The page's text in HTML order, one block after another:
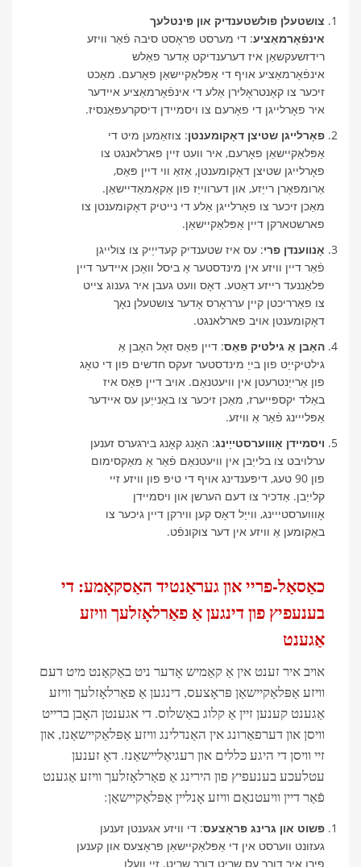
צושטעלן פולשטענדיק און פּינטלעך
אינפֿאָרמאַציע: די מערסט פּראָסט סיבה פֿאַר וויזע
רידזשעקשאַן איז דערענדיקט אָדער פאַלש
אינפֿאָרמאַציע אויף די אַפּלאַקיישאַן פאָרעם. מאַכט
זיכער צו קאָנטראָלירן אַלע די אינפֿאָרמאַציע איידער
איר פאָרלייגן די פאָרעם צו ויסמיידן דיסקרעפּאַנסיז.
פאָרלייגן שטיצן דאָקומענטן: צוזאַמען מיט די
אַפּלאַקיישאַן פאָרעם, איר וועט זיין פארלאנגט צו
פאָרלייגן שטיצן דאָקומענטן, אַזאַ ווי דיין פּאַס,
אַרומפאָרן רייַזע, און דערווייַז פון אַקאַמאַדיישאַן.
מאַכן זיכער צו פאָרלייגן אַלע די נייטיק דאָקומענטן צו
פארשטארקן דיין אַפּלאַקיישאַן.
אָנווענדן פרי: עס איז שטענדיק קעדייַיק צו צולייגן
פֿאַר דיין וויזע אין מינדסטער אַ ביסל וואָכן איידער דיין
פּלאַננעד רייזע דאַטע. דאָס וועט געבן איר גענוג צייט
צו פאַרריכטן קיין ערראָרס אָדער צושטעלן נאָך
דאָקומענטן אויב פארלאנגט.
האָבן אַ גילטיק פּאַס: דיין פּאַס זאָל האָבן אַ
גילטיקייַט פון בייַ מינדסטער זעקס חדשים פון די טאָג
פון אַרייַנטרעטן אין וויעטנאַם. אויב דיין פּאַס איז
באַלד יקספּייערז, מאַכן זיכער צו באַנייַען עס איידער
אַפּלייינג פֿאַר אַ וויזע.
ויסמיידן אָוווערסטייַינג: האָנג קאָנג בירגערס זענען
ערלויבט צו בלייַבן אין וויעטנאַם פֿאַר אַ מאַקסימום
פון 90 טעג, דיפּענדינג אויף די טיפּ פון וויזע זיי
קלייַבן. אַדכיר צו דעם הערשן און ויסמיידן
אָוווערסטייינג, ווייַל דאָס קען ווירקן דיין גיכער צו
באַקומען אַ וויזע אין דער צוקונפֿט.
כאַסאַל-פריי און געראַנטיד האַסקאָמע: די
בענעפיץ פון דינגען אַ פאַרלאָזלעך וויזע
אַגענט
אויב איר זענט אין אַ קאַמיש אָדער ניט באַקאַנט מיט דעם
וויזע אַפּלאַקיישאַן פּראָצעס, דינגען אַ פאַרלאָזלעך וויזע
אַגענט קענען זיין אַ קלוג באַשלוס. די אגענטן האָבן ברייט
וויסן און דערפאַרונג אין האַנדלינג וויזע אַפּלאַקיישאַנז, און
זיי וויסן די היגע כּללים און רעגיאַליישאַנז. דאָ זענען
עטלעכע בענעפיץ פון הירינג אַ פאַרלאָזלעך וויזע אַגענט
פֿאַר דיין וויעטנאַם וויזע אָנליין אַפּלאַקיישאַן:
פּשוט און גרינג פּראָצעס: די וויזע אגענטן זענען
געזונט ווערסט אין די אַפּלאַקיישאַן פּראָצעס און קענען
פירן איר דורך עס שריט דורך שריט. זיי וועלן